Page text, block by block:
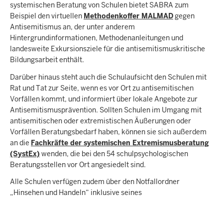
systemischen Beratung von Schulen bietet SABRA zum
Beispiel den virtuellen Methodenkoffer MALMADgegen
Antisemitismus an, der unter anderem
Hintergrundinformationen, Methodenanleitungen und
landesweite Exkursionsziele für die antisemitismuskritische
Bildungsarbeit enthält.
Darüber hinaus steht auch die Schulaufsicht den Schulen mit
Rat und Tat zur Seite, wenn es vor Ort zu antisemitischen
Vorfällen kommt, und informiert über lokale Angebote zur
Antisemitismusprävention. Sollten Schulen im Umgang mit
antisemitischen oder extremistischen Äußerungen oder
Vorfällen Beratungsbedarf haben, können sie sich außerdem
an die Fachkräfte der systemischen Extremismusberatung
(SystEx) wenden, die bei den 54 schulpsychologischen
Beratungsstellen vor Ort angesiedelt sind.
Alle Schulen verfügen zudem über den Notfallordner
„Hinsehen und Handeln“ inklusive seines